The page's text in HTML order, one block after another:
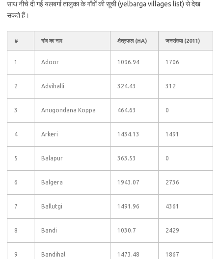
साथ नीचे दी गई यलबर्गा तालुका के गाँवों की सूची (yelbarga villages list) से देख
सकते हैं।
# गांव का नाम क्षेत्रफल (HA) जनसंख्या (2011)
1 Adoor 1096.94 1706
2 Advihalli 324.43 312
3 Anugondana Koppa 464.63 0
4 Arkeri 1434.13 1491
5 Balapur 363.53 0
6 Balgera 1943.07 2736
7 Ballutgi 1491.96 4361
8 Bandi 1030.7 2429
9 Bandihal 1473.48 1867